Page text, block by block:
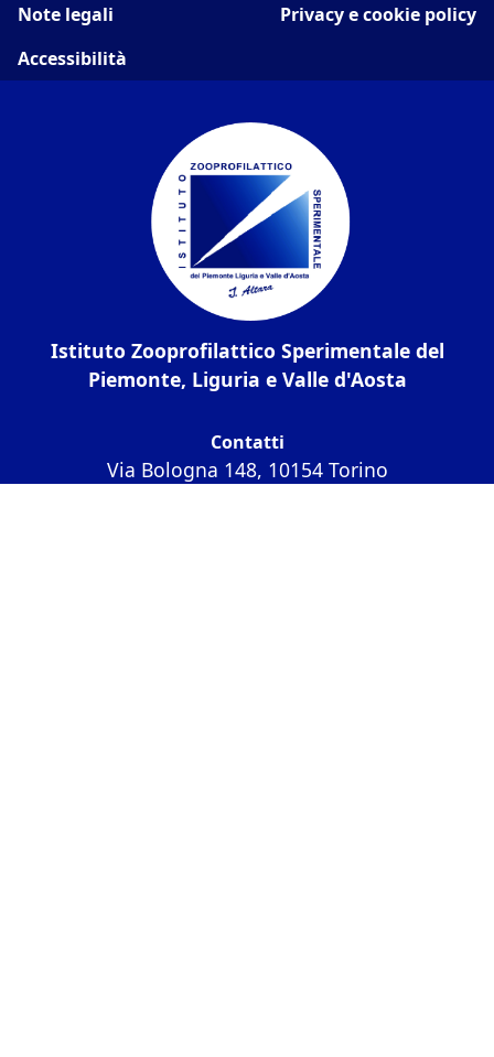
Note legali
Privacy e cookie policy
Accessibilità
Istituto Zooprofilattico Sperimentale del
Piemonte, Liguria e Valle d'Aosta
Contatti
Via Bologna 148, 10154 Torino